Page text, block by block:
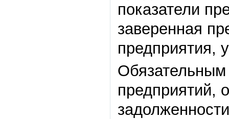
показатели
заверенная
предприятия,
Обязательным
предприятий,